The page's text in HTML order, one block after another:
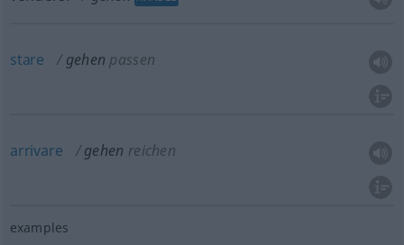
stare gehen passen
arrivare gehen reichen
examples